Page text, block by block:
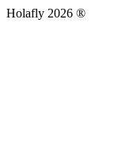
Holafly 2026 ®